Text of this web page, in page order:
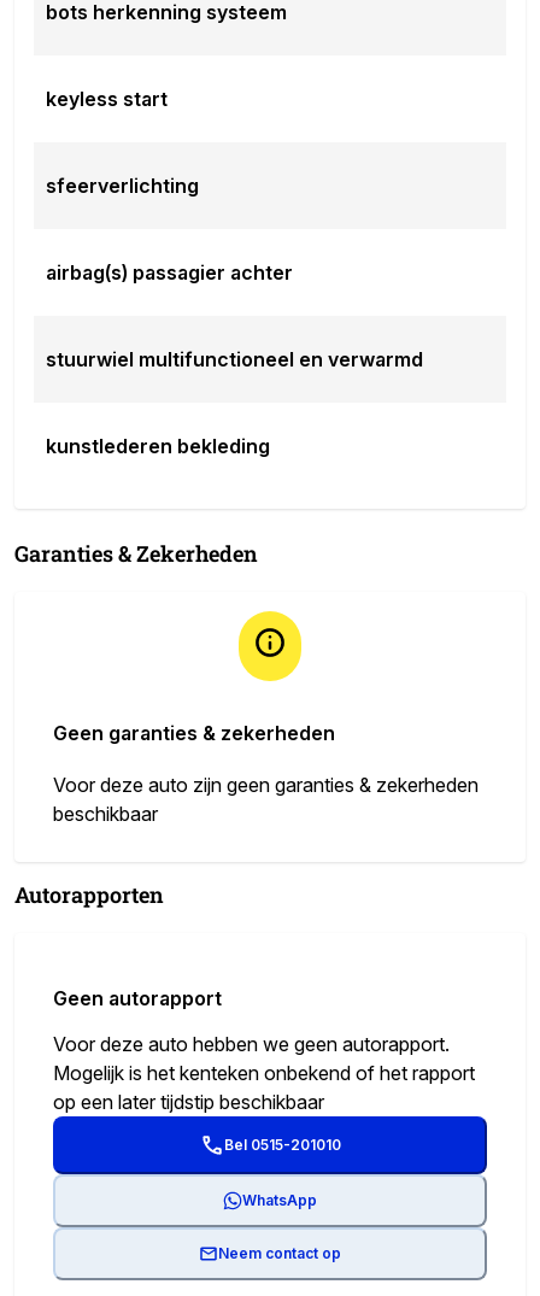
bots herkenning systeem
keyless start
sfeerverlichting
airbag(s) passagier achter
stuurwiel multifunctioneel en verwarmd
kunstlederen bekleding
Garanties & Zekerheden
Geen garanties & zekerheden
Voor deze auto zijn geen garanties & zekerheden
beschikbaar
Autorapporten
Geen autorapport
Voor deze auto hebben we geen autorapport.
Mogelijk is het kenteken onbekend of het rapport
op een later tijdstip beschikbaar
Bel 0515-201010
WhatsApp
Neem contact op